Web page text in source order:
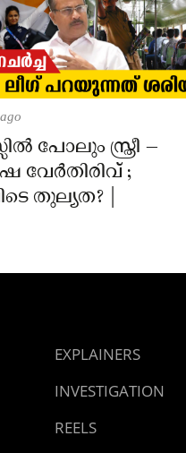
പോലും സ്ത്രീ –
വേർതിരിവ് ;
തുല്യത? |
EXPLAINERS
INVESTIGATION
REELS